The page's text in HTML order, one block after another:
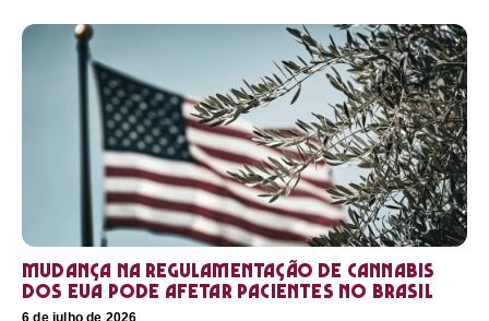
Mudança na regulamentação de cannabis
dos EUA pode afetar pacientes no Brasil
6 de julho de 2026